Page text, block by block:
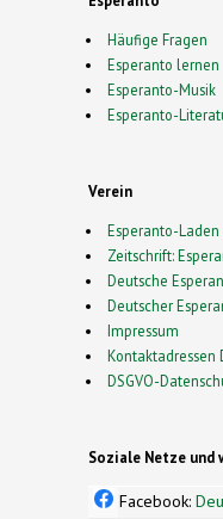
Häufige Fragen
Esperanto lernen
Esperanto-Musik
Esperanto-
Verein
Esperanto-
Zeitschrift:
Deutsche
Deutscher
Impressum
Kontaktadressen
DSGVO-
Soziale Netze und
Facebook: